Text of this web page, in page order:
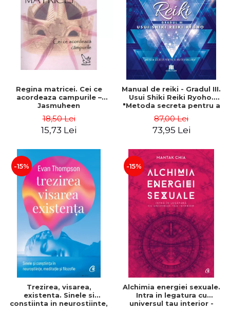
ADMINISTRATIVE
ȘTIINȚE ECONOMICE
ȘTIINȚE EXACTE
EDUCAȚIE FIZICĂ ȘI SPORT
PREUNIVERSITARIA
TIMP LIBER
ÎN CURS DE APARIȚIE
NOUTĂȚI
PACHETE DE STUDIU
PROMOȚIILE LUNII
ULTIMELE EXEMPLARE
Cum Cumpăr
Livrare
Politica de Retur
Formular de Retur
Distribuitori
Regina matricei. Cei ce
acordeaza campurile –
Jasmuheen
18,50 Lei
15,73 Lei
Manual de reiki - Gradul III.
Usui Shiki Reiki Ryoho.
"Metoda secreta pentru a
Mocanu
87,00 Lei
73,95 Lei
-15%
Trezirea, visarea,
existenta. Sinele si
constiinta in neurostiinte,
-15%
Alchimia energiei sexuale.
Intra in legatura cu
universul tau interior -